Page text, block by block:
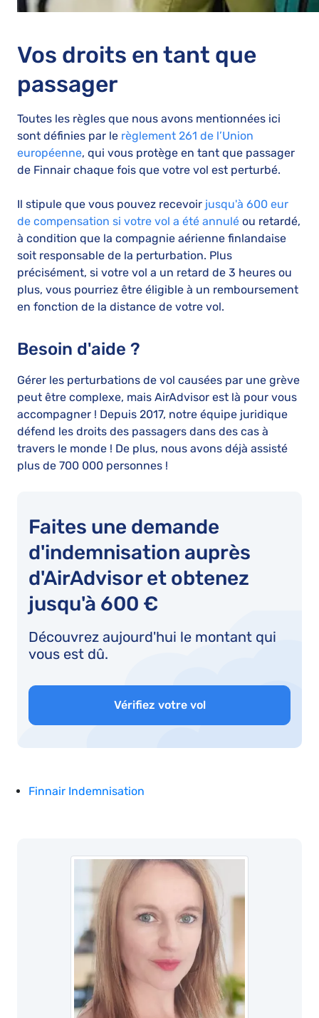
Vos droits en tant que
passager
Toutes les règles que nous avons mentionnées ici
sont définies par le règlement 261 de l’Union
européenne, qui vous protège en tant que passager
de Finnair chaque fois que votre vol est perturbé.
Il stipule que vous pouvez recevoir jusqu'à 600 eur
de compensation si votre vol a été annulé ou retardé,
à condition que la compagnie aérienne finlandaise
soit responsable de la perturbation. Plus
précisément, si votre vol a un retard de 3 heures ou
plus, vous pourriez être éligible à un remboursement
en fonction de la distance de votre vol.
Besoin d'aide ?
Gérer les perturbations de vol causées par une grève
peut être complexe, mais AirAdvisor est là pour vous
accompagner ! Depuis 2017, notre équipe juridique
défend les droits des passagers dans des cas à
travers le monde ! De plus, nous avons déjà assisté
plus de 700 000 personnes !
Faites une demande
d'indemnisation auprès
d'AirAdvisor et obtenez
jusqu'à 600 €
Découvrez aujourd'hui le montant qui
vous est dû.
Vérifiez votre vol
Finnair Indemnisation